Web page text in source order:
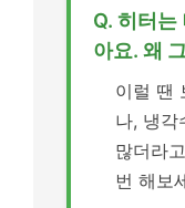
Q. 히터는
아요. 왜
이럴 땐
나, 냉각
많더라
번 해보